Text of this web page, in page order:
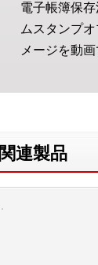
電子帳簿保
ムスタンプ
メージを動
関連製品